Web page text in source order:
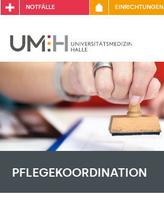
NOTFÄLLE EINRICHTUNGEN
PFLEGEKOORDINATION